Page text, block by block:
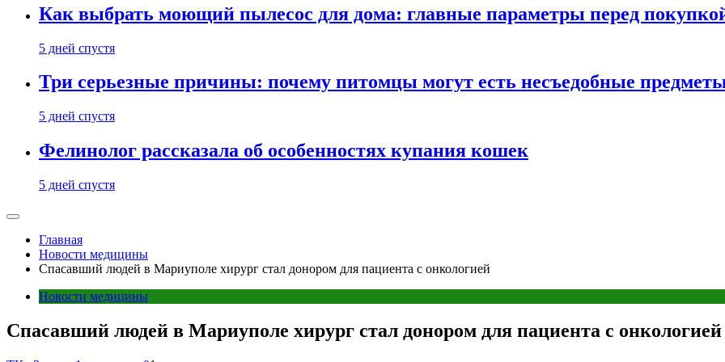
Как выбрать моющий пылесос для дома: главные параметры перед
5 дней спустя
Три серьезные причины: почему питомцы могут есть несъедобные
5 дней спустя
Фелинолог рассказала об особенностях купания кошек
5 дней спустя
Главная
Новости медицины
Спасавший людей в Мариуполе хирург стал донором для пациента с онкологией
Новости медицины
Спасавший людей в Мариуполе хирург стал донором для пациента с онкологией